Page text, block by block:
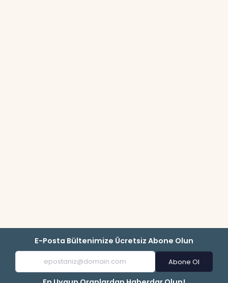
E-Posta Bültenimize Ücretsiz Abone Olun
Abone Ol